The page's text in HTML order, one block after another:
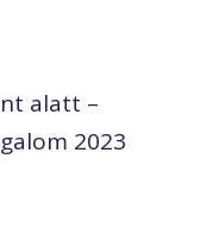
alatt –
2023